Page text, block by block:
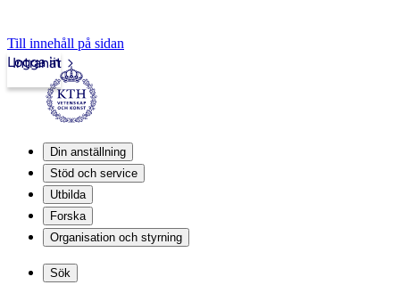
Till innehåll på sidan
Intranät
Logga in
Din anställning
Stöd och service
Utbilda
Forska
Organisation och styrning
Sök